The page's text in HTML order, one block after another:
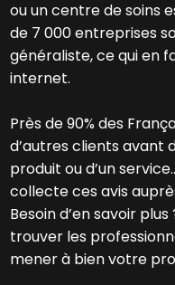
ou un centre de soins
de 7 000 entreprises
généraliste, ce qui en
internet.
Près de 90% des
d’autres clients avant
produit ou d’un
collecte ces avis
Besoin d’en savoir
trouver les
mener à bien votre